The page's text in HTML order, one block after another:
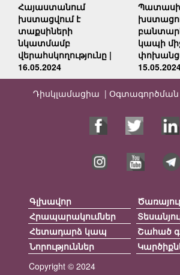
Հայաստանում
խստացվում է
տաքսիների
նկատմամբ
վերահսկողությունը |
16.05.2024
կապի
Դիսկլամացիա |
Copyright © 2024
Գլխավոր
Հրապարակումներ
Հետադարձ կապ
Շահած
Նորություններ